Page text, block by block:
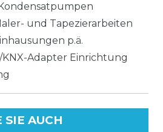
und Tapezierarbeiten
p.ä.
KNX-Adapter Einrichtung
SIE AUCH